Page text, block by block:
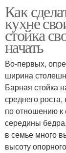
Как
кухне
стойка
начать
Во-первых,
ширина
Барная стойка
среднего
по отношению к
середины
в семье много
высоту